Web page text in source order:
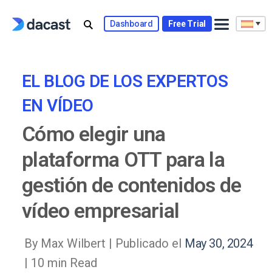
Dashboard Free Trial
EL BLOG DE LOS EXPERTOS
EN VÍDEO
Cómo elegir una
plataforma OTT para la
gestión de contenidos de
vídeo empresarial
By Max Wilbert | Publicado el May 30, 2024
| 10 min Read